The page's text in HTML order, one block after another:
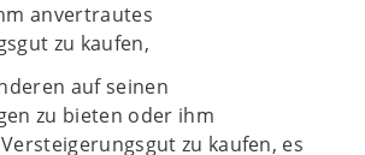
anvertrautes
zu kaufen,
auf seinen
zu bieten oder ihm
zu kaufen, es